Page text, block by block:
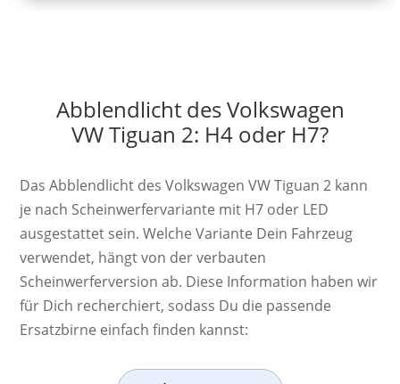
Abblendlicht des Volkswagen
VW Tiguan 2: H4 oder H7?
Das Abblendlicht des Volkswagen VW Tiguan 2 kann
je nach Scheinwerfervariante mit H7 oder LED
ausgestattet sein. Welche Variante Dein Fahrzeug
verwendet, hängt von der verbauten
Scheinwerferversion ab. Diese Information haben wir
für Dich recherchiert, sodass Du die passende
Ersatzbirne einfach finden kannst: